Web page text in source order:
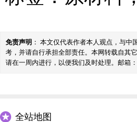
免责声明 ： 本文仅代表作者本人观点，与
考，并请自行承担全部责任。本网转载自其
请在一周内进行，以便我们及时处理。邮箱
全站地图